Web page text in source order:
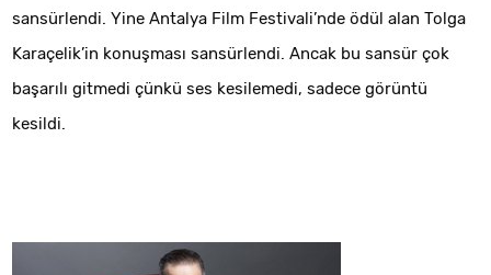
sansürlendi. Yine Antalya Film Festivali’nde ödül alan Tolga
Karaçelik’in konuşması sansürlendi. Ancak bu sansür çok
başarılı gitmedi çünkü ses kesilemedi, sadece görüntü
kesildi.